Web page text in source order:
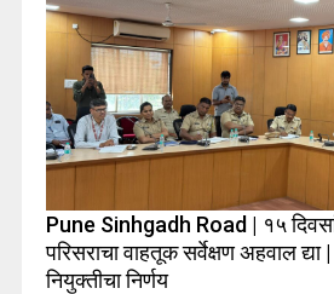
Pune Sinhgadh Road | १५
परिसराचा वाहतूक सर्वेक्षण अहवाल द्या
नियुक्तीचा निर्णय